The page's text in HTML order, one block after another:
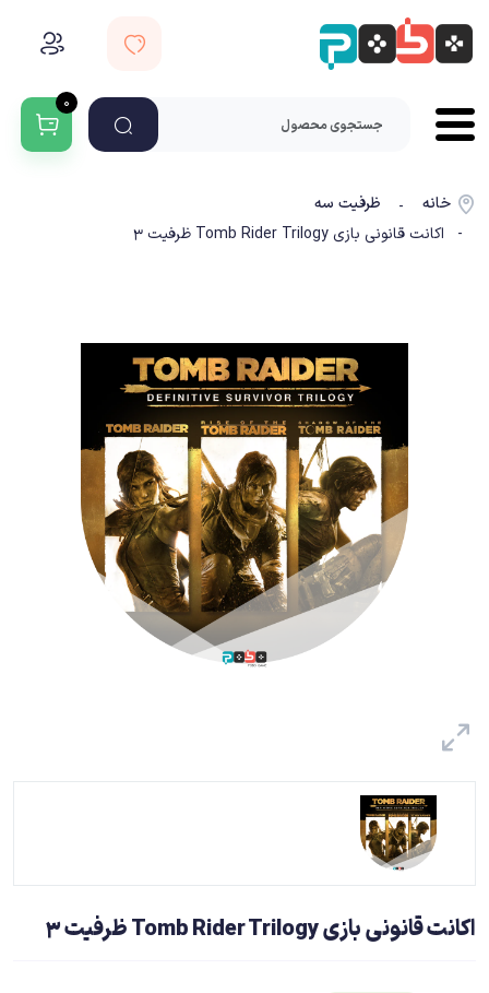
۰
خانه -
ظرفیت سه
- اکانت قانونی بازی Tomb Rider Trilogy ظرفیت 3
اکانت قانونی بازی Tomb Rider Trilogy ظرفیت 3